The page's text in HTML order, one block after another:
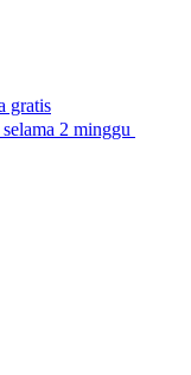
gratis
2 minggu